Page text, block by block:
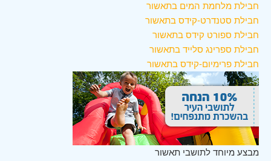
חבילת מלחמת המים בתאשור
חבילת סטנדרט-קידס בתאשור
חבילת ספורט קידס בתאשור
חבילת ספרינג סלייד בתאשור
חבילת פרימיום-קידס בתאשור
מבצע מיוחד לתושבי תאשור